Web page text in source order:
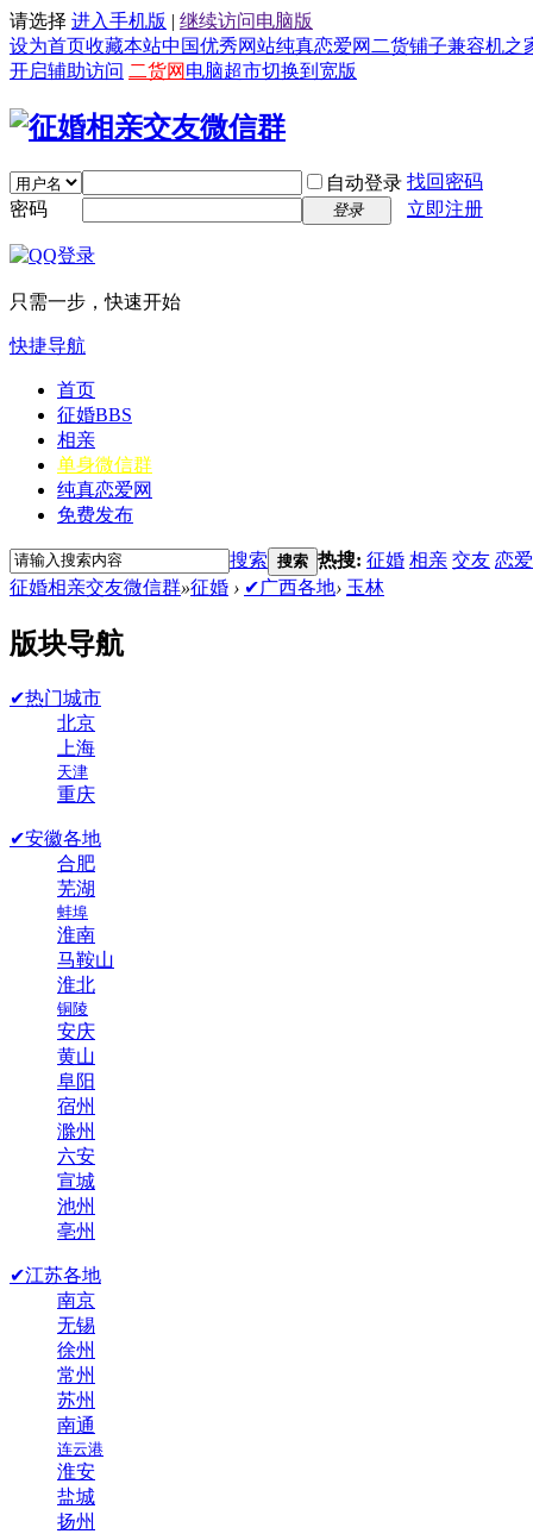
请选择 进入手机版 | 继续访问电脑版
设为首页收藏本站中国优秀网站纯真恋爱网 二货铺子兼容机之
开启辅助访问 二货网 电脑超市切换到宽版
自动登录 找回密码
密码
登录 立即注册
只需一步，快速开始
快捷导航
首页
征婚BBS
相亲
单身微信群
纯真恋爱网
免费发布
搜索 搜索 热搜: 征婚 相亲 交友 恋爱
征婚相亲交友微信群»征婚 › ✔广西各地› 玉林
版块导航
✔热门城市
北京
上海
天津
重庆
✔安徽各地
合肥
芜湖
蚌埠
淮南
马鞍山
淮北
铜陵
安庆
黄山
阜阳
宿州
滁州
六安
宣城
池州
亳州
✔江苏各地
南京
无锡
徐州
常州
苏州
南通
连云港
淮安
盐城
扬州